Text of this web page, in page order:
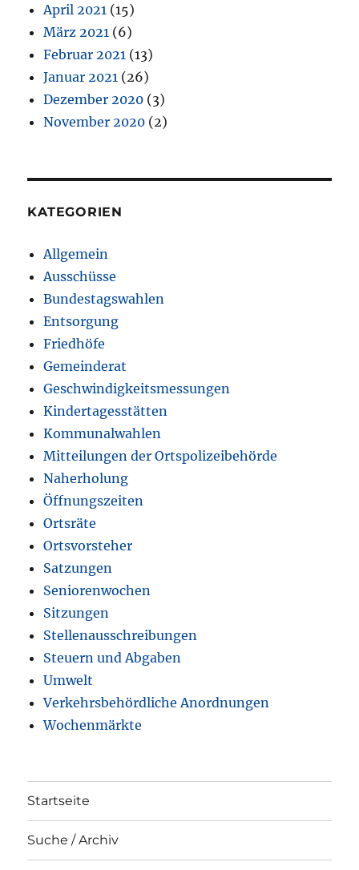
April 2021 (15)
März 2021 (6)
Februar 2021 (13)
Januar 2021 (26)
Dezember 2020 (3)
November 2020 (2)
KATEGORIEN
Allgemein
Ausschüsse
Bundestagswahlen
Entsorgung
Friedhöfe
Gemeinderat
Geschwindigkeitsmessungen
Kindertagesstätten
Kommunalwahlen
Mitteilungen der Ortspolizeibehörde
Naherholung
Öffnungszeiten
Ortsräte
Ortsvorsteher
Satzungen
Seniorenwochen
Sitzungen
Stellenausschreibungen
Steuern und Abgaben
Umwelt
Verkehrsbehördliche Anordnungen
Wochenmärkte
Startseite
Suche / Archiv